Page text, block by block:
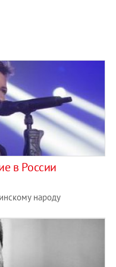
в России
народу